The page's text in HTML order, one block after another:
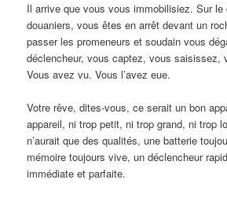
Il arrive que vous vous immobilisiez. Sur le
douaniers, vous êtes en arrêt devant un
passer les promeneurs et soudain vous
déclencheur, vous captez, vous saisissez,
Vous avez vu. Vous l’avez eue.
Votre rêve, dites-vous, ce serait un bon
appareil, ni trop petit, ni trop grand, ni trop
n’aurait que des qualités, une batterie
mémoire toujours vive, un déclencheur
immédiate et parfaite.